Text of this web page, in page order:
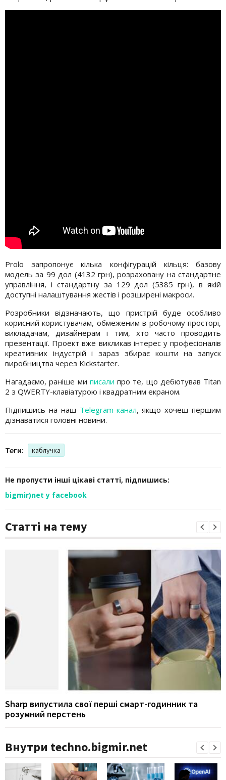
Prolo запропонує кілька конфігурацій кільця: базову
модель за 99 дол (4132 грн), розраховану на стандартне
управління, і стандартну за 129 дол (5385 грн), в якій
доступні налаштування жестів і розширені макроси.
Розробники відзначають, що пристрій буде особливо
корисний користувачам, обмеженим в робочому просторі,
викладачам, дизайнерам і тим, хто часто проводить
презентації. Проект вже викликав інтерес у професіоналів
креативних індустрій і зараз збирає кошти на запуск
виробництва через Kickstarter.
Нагадаємо, раніше ми писали про те, що дебютував Titan
2 з QWERTY-клавіатурою і квадратним екраном.
Підпишись на наш Telegram-канал, якщо хочеш першим
дізнаватися головні новини.
Теги: каблучка
Не пропусти інші цікаві статті, підпишись:
bigmir)net у facebook
Статті на тему
Sharp випустила свої перші смарт-годинник та
розумний перстень
Внутри techno.bigmir.net